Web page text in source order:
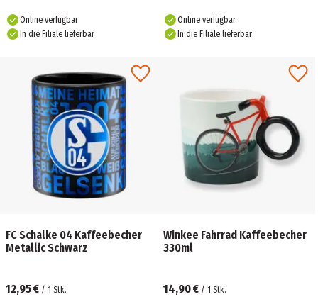
Online verfügbar
In die Filiale lieferbar
Online verfügbar
In die Filiale lieferbar
FC Schalke 04 Kaffeebecher
Metallic Schwarz
12,95 € / 1 Stk.
Winkee Fahrrad Kaffeebecher
330ml
14,90 € / 1 Stk.